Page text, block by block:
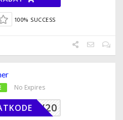
100% SUCCESS
No Expires
WOW20